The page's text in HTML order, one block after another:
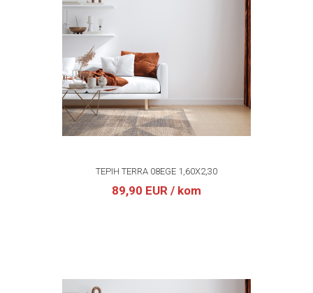
TEPIH TERRA 08EGE 1,60X2,30
89,90 EUR / kom